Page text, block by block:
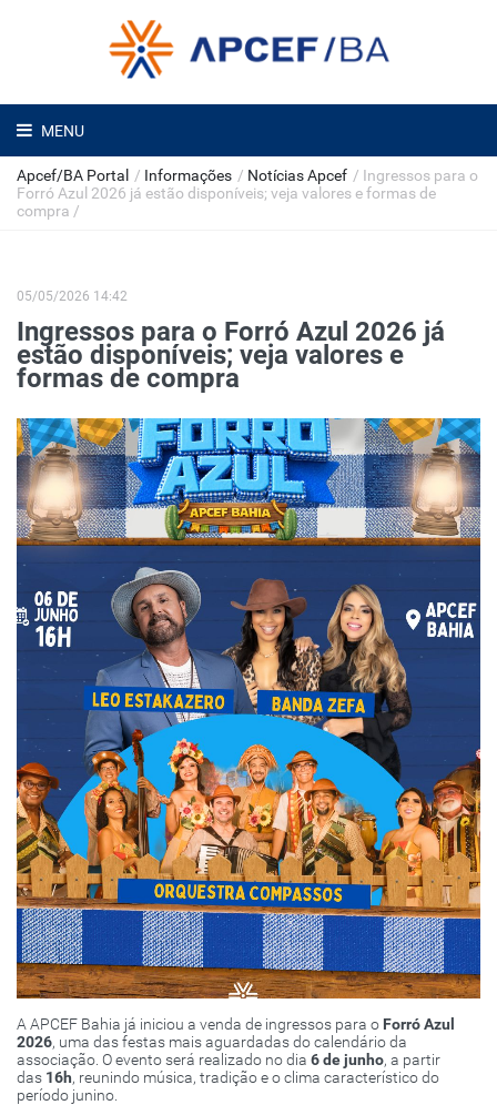
MENU
Apcef/BA Portal / Informações / Notícias Apcef / Ingressos para o
Forró Azul 2026 já estão disponíveis; veja valores e formas de
compra /
05/05/2026 14:42
Ingressos para o Forró Azul 2026 já
estão disponíveis; veja valores e
formas de compra
A APCEF Bahia já iniciou a venda de ingressos para o Forró Azul
2026, uma das festas mais aguardadas do calendário da
associação. O evento será realizado no dia 6 de junho, a partir
das 16h, reunindo música, tradição e o clima característico do
período junino.